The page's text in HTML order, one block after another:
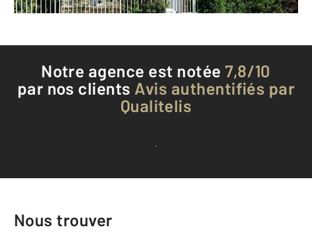
Téléphoner à l'agence
Notre agence est notée7,8/10
par nos clients Avis authentifiés par
Qualitelis
Voir tous les avis clients
Nous trouver